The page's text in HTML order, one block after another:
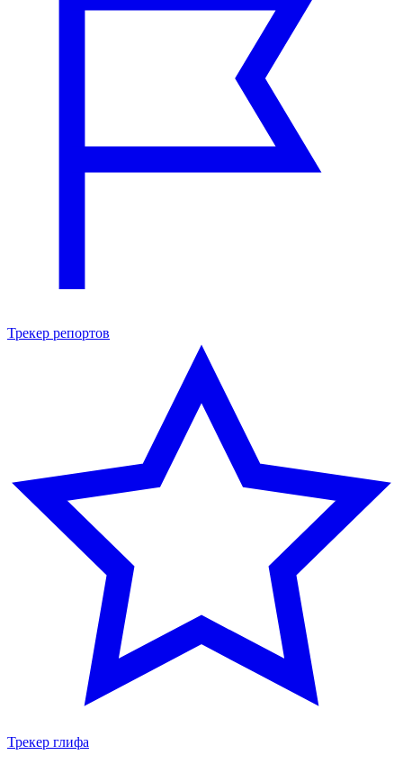
Трекер репортов
Трекер глифа